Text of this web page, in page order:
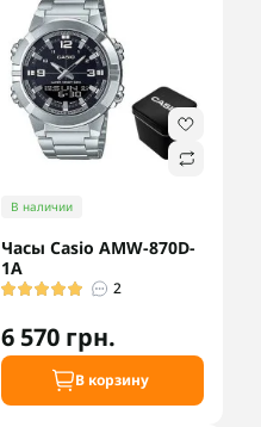
В наличии
Часы Casio AMW-870D-
1A
2
6 570 грн.
В корзину